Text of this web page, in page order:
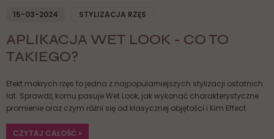
APLIKACJA WET LOOK - CO TO
TAKIEGO?
15-03-2024 STYLIZACJA RZĘS
Efekt mokrych rzęs to jedna z najpopularniejszych stylizacji ostatnich
lat. Sprawdź, komu pasuje Wet Look, jak wykonać charakterystyczne
promienie oraz czym różni się od klasycznej objętości i Kim Effect.
CZYTAJ CAŁOŚĆ »